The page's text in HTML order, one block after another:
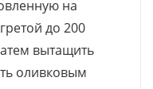
на
до 200
вытащить
оливковым